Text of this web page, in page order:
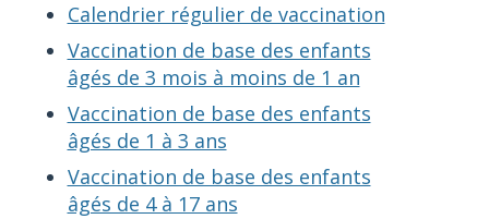
Calendrier régulier de vaccination
Vaccination de base des enfants
âgés de 3 mois à moins de 1 an
Vaccination de base des enfants
âgés de 1 à 3 ans
Vaccination de base des enfants
âgés de 4 à 17 ans